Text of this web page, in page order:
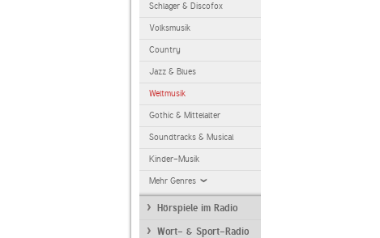
Schlager & Discofox
Volksmusik
Country
Jazz & Blues
Weltmusik
Gothic & Mittelalter
Soundtracks & Musical
Kinder-Musik
Mehr Genres
Hörspiele im Radio
Wort- & Sport-Radio